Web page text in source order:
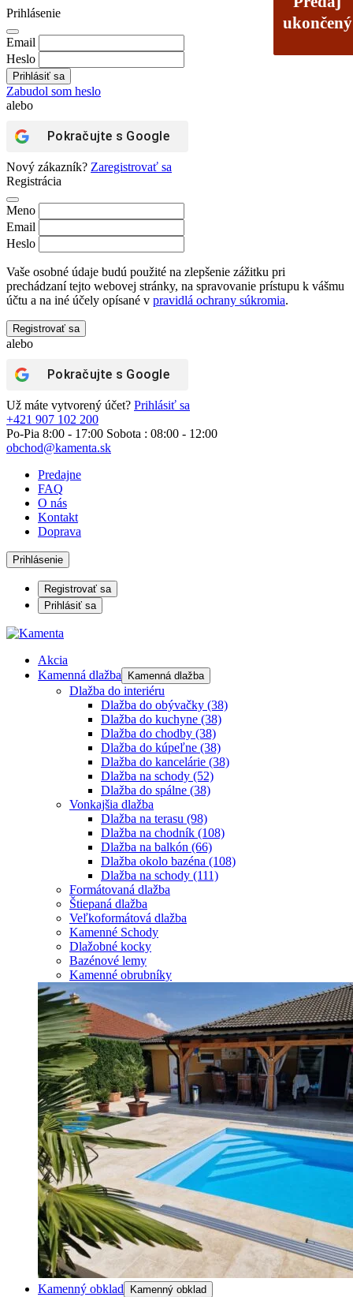
Prihlásenie
Email
Heslo
Zabudol som heslo
alebo
Pokračujte s Google
Nový zákazník? Zaregistrovať sa
Registrácia
Meno
Email
Heslo
Vaše osobné údaje budú použité na zlepšenie zážitku pri
prechádzaní tejto webovej stránky, na spravovanie prístupu k vášmu
účtu a na iné účely opísané v pravidlá ochrany súkromia.
Registrovať sa
alebo
Pokračujte s Google
Už máte vytvorený účet? Prihlásiť sa
+421 907 102 200
Po-Pia 8:00 - 17:00 Sobota : 08:00 - 12:00
obchod@kamenta.sk
Predajne
FAQ
O nás
Kontakt
Doprava
Prihlásenie
Registrovať sa
Prihlásiť sa
Akcia
Kamenná dlažba
Kamenná dlažba
Dlažba do interiéru
Dlažba do obývačky (38)
Dlažba do kuchyne (38)
Dlažba do chodby (38)
Dlažba do kúpeľne (38)
Dlažba do kancelárie (38)
Dlažba na schody (52)
Dlažba do spálne (38)
Vonkajšia dlažba
Dlažba na terasu (98)
Dlažba na chodník (108)
Dlažba na balkón (66)
Dlažba okolo bazéna (108)
Dlažba na schody (111)
Formátovaná dlažba
Štiepaná dlažba
Veľkoformátová dlažba
Kamenné Schody
Dlažobné kocky
Bazénové lemy
Kamenné obrubníky
Kamenný obklad Kamenný obklad
ukončený
ukončený